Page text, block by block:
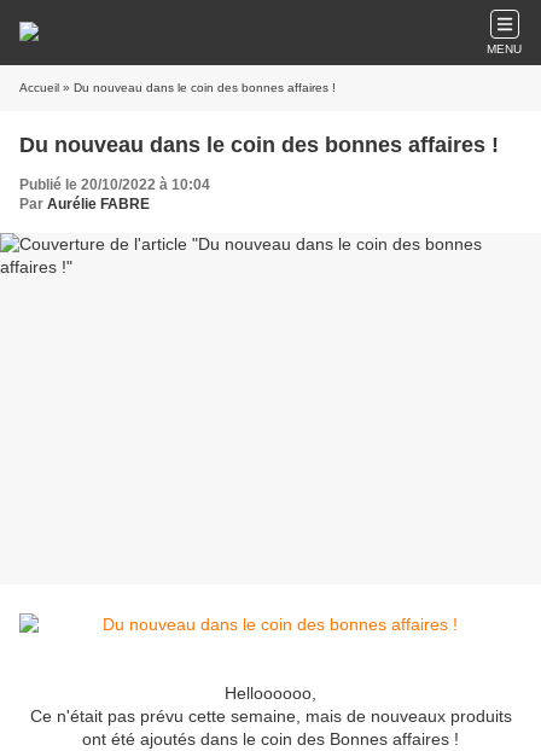
MENU
Accueil » Du nouveau dans le coin des bonnes affaires !
Du nouveau dans le coin des bonnes affaires !
Publié le 20/10/2022 à 10:04
Par Aurélie FABRE
Helloooooo,
Ce n'était pas prévu cette semaine, mais de nouveaux produits
ont été ajoutés dans le coin des Bonnes affaires !